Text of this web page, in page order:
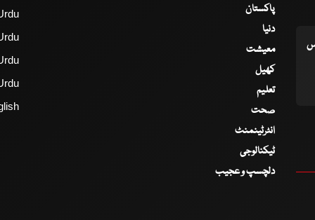
پاکستان
دنیا
معیشت
کھیل
تعلیم
صحت
انٹرٹینمنٹ
ٹیکنالوجی
دلچسپ و عجیب